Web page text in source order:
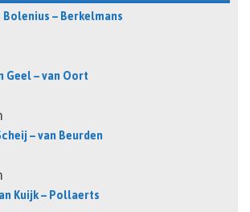
– Berkelmans
Geel – van Oort
– van Beurden
Kuijk – Pollaerts